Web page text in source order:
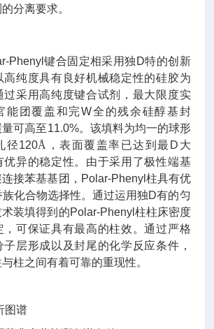
分离要求。
-Phenyl 键合固定相采用独D特的创新
高纯度具有良好机械稳定性的硅胶为
过采用高纯度键合试剂，最大限度实
能团覆盖和完W全的残余硅醇基封
可高至11.0%。该填料为均一的球形
径120Å
，表面覆盖率已达到最D大
优异的稳定性。由于采用了极性端基
接苯基基团， Polar-Phenyl 柱具有优
化合物选择性。通过运用独D有的匀
装填得到的Polar-Phenyl 柱柱床密度
，可保证具有最高的柱效。通过严格
子层形成以及封尾的化学反应条件，
柱之间有着可靠的重现性。
图谱